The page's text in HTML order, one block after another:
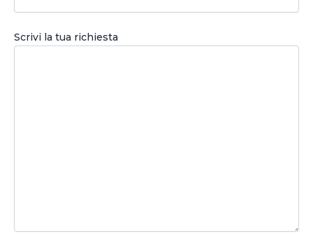
Scrivi la tua richiesta